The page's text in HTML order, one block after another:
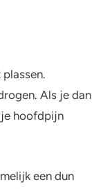
Als je dan
hoofdpijn
een dun